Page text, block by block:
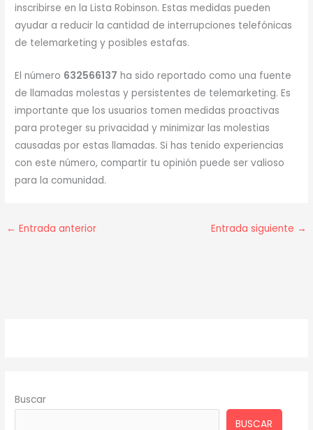
inscribirse en la Lista Robinson. Estas medidas pueden
ayudar a reducir la cantidad de interrupciones telefónicas
de telemarketing y posibles estafas.
El número 632566137 ha sido reportado como una fuente
de llamadas molestas y persistentes de telemarketing. Es
importante que los usuarios tomen medidas proactivas
para proteger su privacidad y minimizar las molestias
causadas por estas llamadas. Si has tenido experiencias
con este número, compartir tu opinión puede ser valioso
para la comunidad.
← Entrada anterior Entrada siguiente →
Buscar
BUSCAR